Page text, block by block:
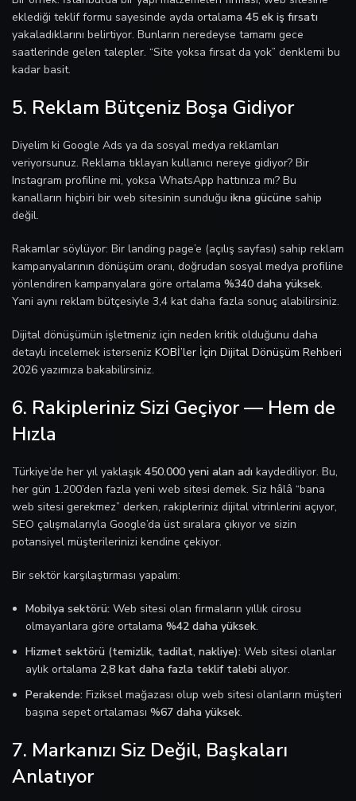
eklediği teklif formu sayesinde ayda ortalama 45 ek iş fırsatı
yakaladıklarını belirtiyor. Bunların neredeyse tamamı gece
saatlerinde gelen talepler. “Site yoksa fırsat da yok” denklemi bu
kadar basit.
5. Reklam Bütçeniz Boşa Gidiyor
Diyelim ki Google Ads ya da sosyal medya reklamları
veriyorsunuz. Reklama tıklayan kullanıcı nereye gidiyor? Bir
Instagram profiline mi, yoksa WhatsApp hattınıza mı? Bu
kanalların hiçbiri bir web sitesinin sunduğu ikna gücüne sahip
değil.
Rakamlar söylüyor: Bir landing page’e (açılış sayfası) sahip reklam
kampanyalarının dönüşüm oranı, doğrudan sosyal medya profiline
yönlendiren kampanyalara göre ortalama %340 daha yüksek.
Yani aynı reklam bütçesiyle 3,4 kat daha fazla sonuç alabilirsiniz.
Dijital dönüşümün işletmeniz için neden kritik olduğunu daha
detaylı incelemek isterseniz KOBİ’ler İçin Dijital Dönüşüm Rehberi
2026 yazımıza bakabilirsiniz.
6. Rakipleriniz Sizi Geçiyor — Hem de
Hızla
Türkiye’de her yıl yaklaşık 450.000 yeni alan adı kaydediliyor. Bu,
her gün 1.200’den fazla yeni web sitesi demek. Siz hâlâ “bana
web sitesi gerekmez” derken, rakipleriniz dijital vitrinlerini açıyor,
SEO çalışmalarıyla Google’da üst sıralara çıkıyor ve sizin
potansiyel müşterilerinizi kendine çekiyor.
Bir sektör karşılaştırması yapalım:
Mobilya sektörü: Web sitesi olan firmaların yıllık cirosu
olmayanlara göre ortalama %42 daha yüksek.
Hizmet sektörü (temizlik, tadilat, nakliye): Web sitesi olanlar
aylık ortalama 2,8 kat daha fazla teklif talebi alıyor.
Perakende: Fiziksel mağazası olup web sitesi olanların müşteri
başına sepet ortalaması %67 daha yüksek.
7. Markanızı Siz Değil, Başkaları
Anlatıyor